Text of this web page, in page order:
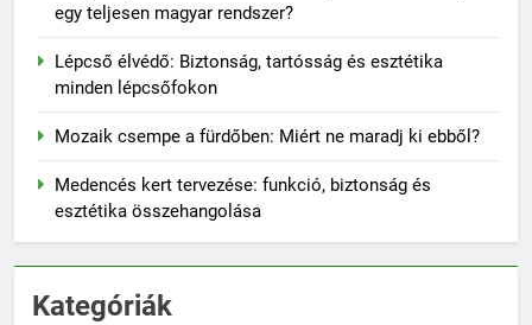
egy teljesen magyar rendszer?
Lépcső élvédő: Biztonság, tartósság és esztétika
minden lépcsőfokon
Mozaik csempe a fürdőben: Miért ne maradj ki ebből?
Medencés kert tervezése: funkció, biztonság és
esztétika összehangolása
Kategóriák